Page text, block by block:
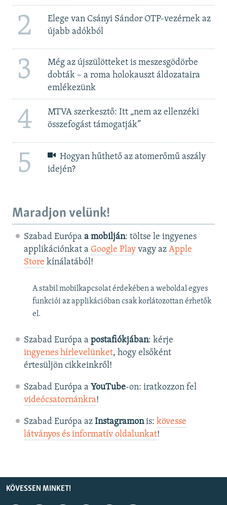
2
Elege van Csányi Sándor OTP-vezérnek az
újabb adókból
3
Még az újszülötteket is meszesgödörbe
dobták – a roma holokauszt áldozataira
emlékezünk
4
MTVA szerkesztő: Itt „nem az ellenzéki
összefogást támogatják”
5
Hogyan hűthető az atomerőmű aszály
idején?
Maradjon velünk!
Szabad Európa a mobilján: töltse le ingyenes
applikációnkat a Google Playvagy az Apple
Store kínálatából!
A stabil mobilkapcsolat érdekében a weboldal egyes
funkciói az applikációban csak korlátozottan érhetők
el.
Szabad Európa a postafiókjában: kérje
ingyenes hírlevelünket, hogy elsőként
értesüljön cikkeinkről!
Szabad Európa a YouTube-on: iratkozzon fel
videócsatornánkra!
Szabad Európa az Instagramonis: kövesse
látványos és informatív oldalunkat! ​
KÖVESSEN MINKET!